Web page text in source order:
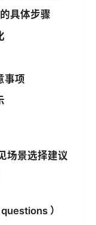
具体步骤
事项
场景选择建议
）